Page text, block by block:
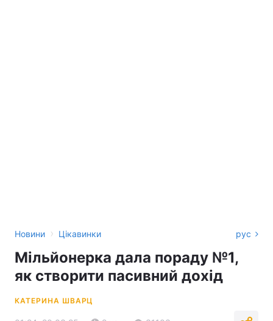
Новини › Цікавинки рус
Мільйонерка дала пораду №1,
як створити пасивний дохід
КАТЕРИНА ШВАРЦ